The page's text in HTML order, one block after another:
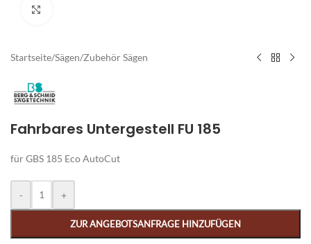
Startseite/Sägen/Zubehör Sägen
Fahrbares Untergestell FU 185
für GBS 185 Eco AutoCut
- +
ZUR ANGEBOTSANFRAGE HINZUFÜGEN